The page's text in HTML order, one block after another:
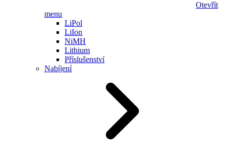
Otevřít
menu
LiPol
LiIon
NiMH
Lithium
Příslušenství
Nabíjení